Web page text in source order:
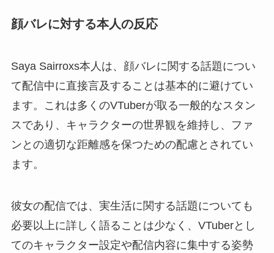
顔バレに対する本人の反応
Saya Sairroxs本人は、顔バレに関する話題につい
て配信中に直接言及することは基本的に避けてい
ます。これは多くのVTuberが取る一般的なスタン
スであり、キャラクターの世界観を維持し、ファ
ンとの適切な距離感を保つための配慮とされてい
ます。
彼女の配信では、実生活に関する話題についても
必要以上に詳しく語ることは少なく、VTuberとし
てのキャラクター設定や配信内容に集中する姿勢